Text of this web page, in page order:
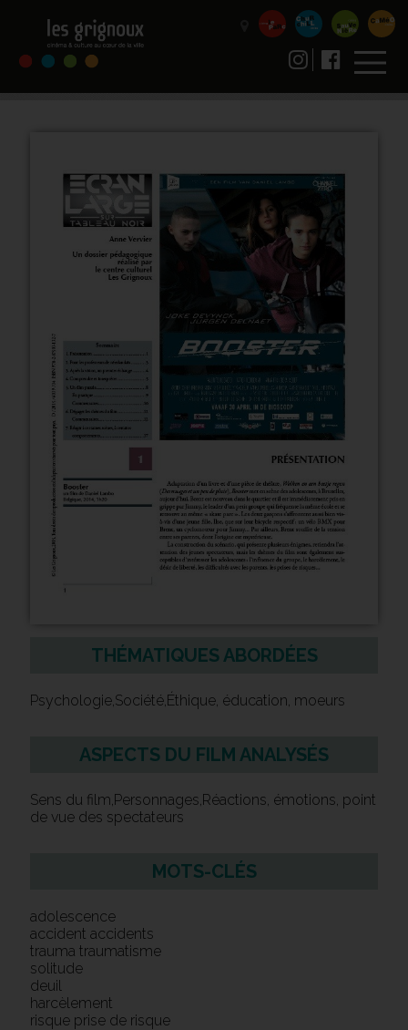
THÉMATIQUES ABORDÉES
Psychologie,Société,Éthique, éducation, moeurs
ASPECTS DU FILM ANALYSÉS
Sens du film,Personnages,Réactions, émotions, point
de vue des spectateurs
MOTS-CLÉS
adolescence
accident accidents
trauma traumatisme
solitude
deuil
harcèlement
risque prise de risque